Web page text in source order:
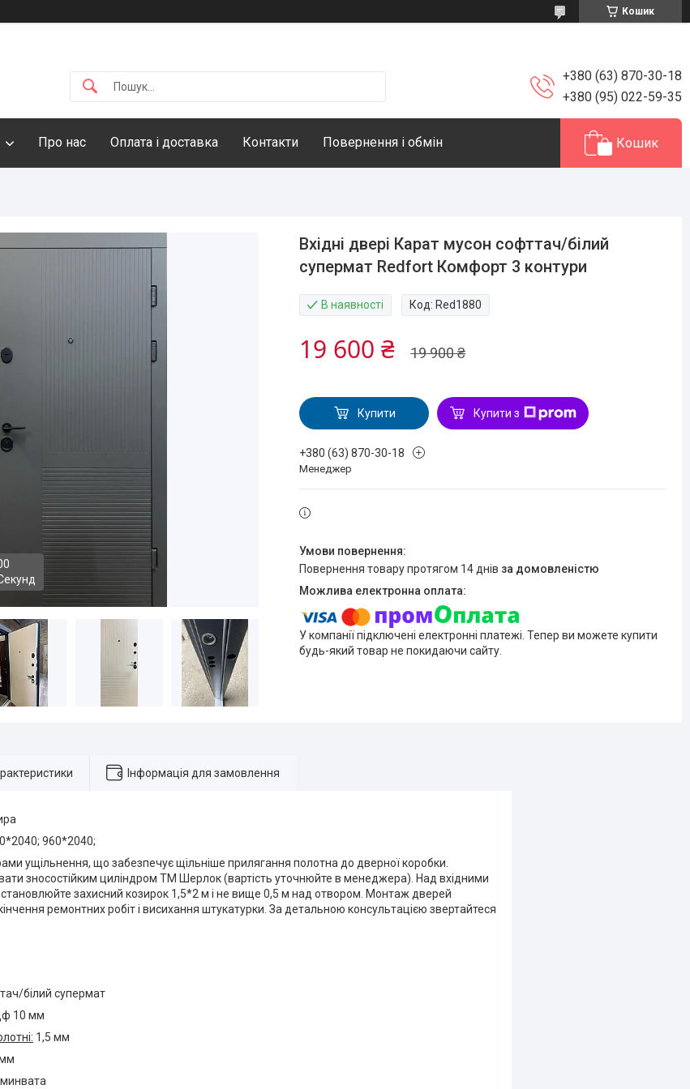
Кошик
+380 (63) 870-30-18
+380 (95) 022-59-35
Про нас Оплата і доставка Контакти Повернення і обмін Кошик
0
Вхідні двері Карат мусон софттач/білий
супермат Redfort Комфорт 3 контури
В наявності Код: Red1880
19 900 ₴
19 600 ₴
Купити Купити з
+380 (63) 870-30-18
Менеджер
повернення товару протягом 14 днів за домовленістю
У компанії підключені електронні платежі. Тепер ви можете купити
будь-який товар не покидаючи сайту.
Інформація для замовлення
960*2040;
ущільнення, що забезпечує щільніше прилягання полотна до дверної коробки.
зносостійким циліндром ТМ Шерлок (вартість уточнюйте в менеджера). Над вхідними
захисний козирок 1,5*2 м і не вище 0,5 м над отвором. Монтаж дверей
ремонтних робіт і висихання штукатурки. За детальною консультацією звертайтеся
білий супермат
10 мм
1,5 мм
минвата